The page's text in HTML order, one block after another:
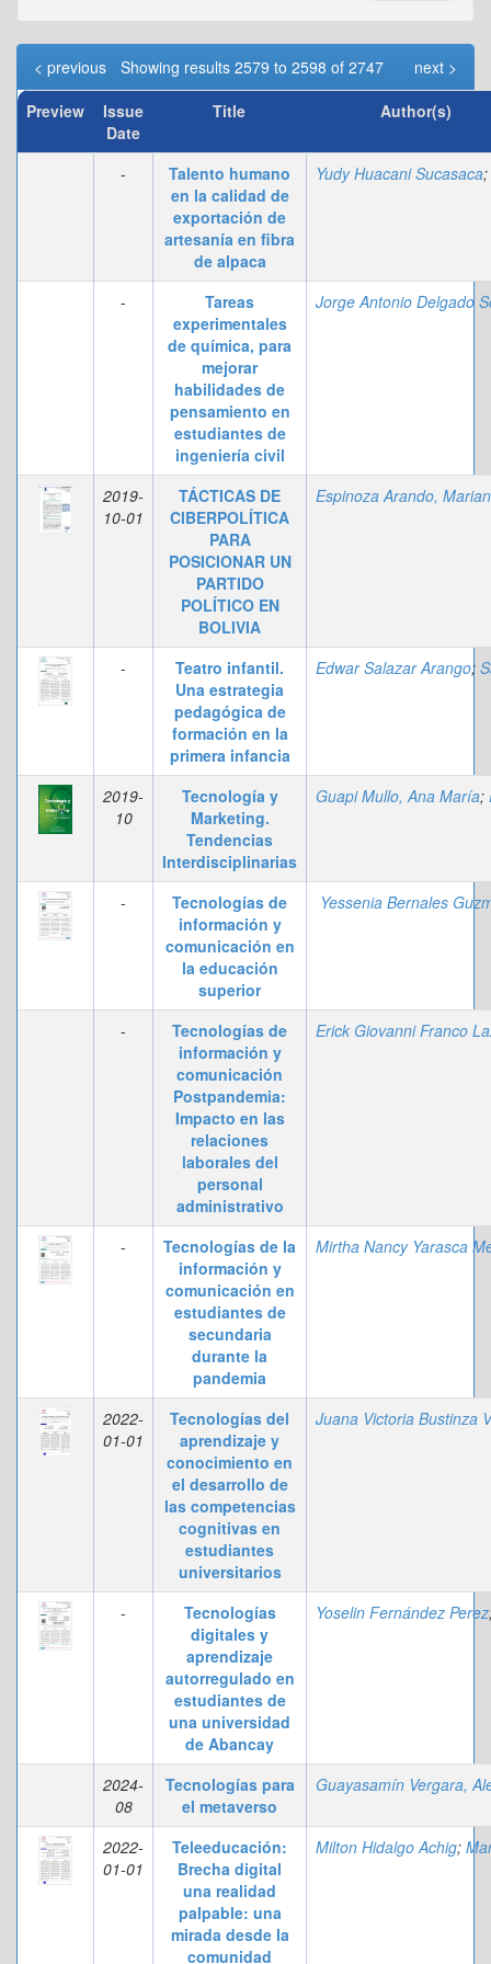
Showing results 2579 to 2598 of 2747
< previous
next >
Preview
Issue
Date
Title Author(s)
-
Talento humano
en la calidad de
exportación de
artesanía en fibra
de alpaca
Yudy Huacani Sucasaca;
-
Tareas
experimentales
de química, para
mejorar
habilidades de
pensamiento en
estudiantes de
ingeniería civil
2019-
10-01
TÁCTICAS DE
CIBERPOLÍTICA
PARA
POSICIONAR UN
PARTIDO
POLÍTICO EN
BOLIVIA
-
Teatro infantil.
Una estrategia
pedagógica de
formación en la
primera infancia
Edwar Salazar Arango; Sandra
2019-
10
Tecnología y
Marketing.
Tendencias
Interdisciplinarias
Guapi Mullo, Ana María;
-
Tecnologías de
información y
comunicación en
la educación
superior
Yessenia Bernales
-
Tecnologías de
información y
comunicación
Postpandemia:
Impacto en las
relaciones
laborales del
personal
administrativo
-
Tecnologías de la
información y
comunicación en
estudiantes de
secundaria
durante la
pandemia
2022-
01-01
Tecnologías del
aprendizaje y
conocimiento en
el desarrollo de
las competencias
cognitivas en
estudiantes
universitarios
-
Tecnologías
digitales y
aprendizaje
autorregulado en
estudiantes de
una universidad
de Abancay
Yoselin Fernández Perez
2024-
08
Tecnologías para
el metaverso
2022-
01-01
Teleeducación:
Brecha digital
una realidad
palpable: una
mirada desde la
comunidad
Milton Hidalgo Achig; Marco Sandoval